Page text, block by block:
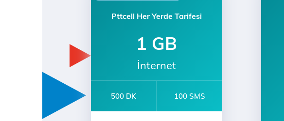
Pttcell Her Yerde Tarifesi
1 GB
İnternet
500 DK 100 SMS